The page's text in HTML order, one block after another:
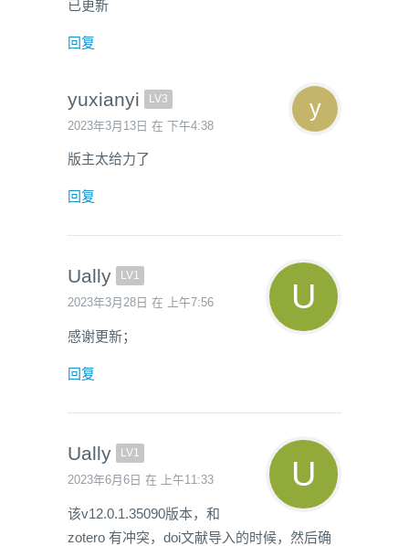
已更新
回复
yuxianyi LV3
2023年3月13日 在 下午4:38
版主太给力了
回复
Ually LV1
2023年3月28日 在 上午7:56
感谢更新；
回复
Ually LV1
2023年6月6日 在 上午11:33
该v12.0.1.35090版本，和
zotero 有冲突，doi文献导入的时候，然后确